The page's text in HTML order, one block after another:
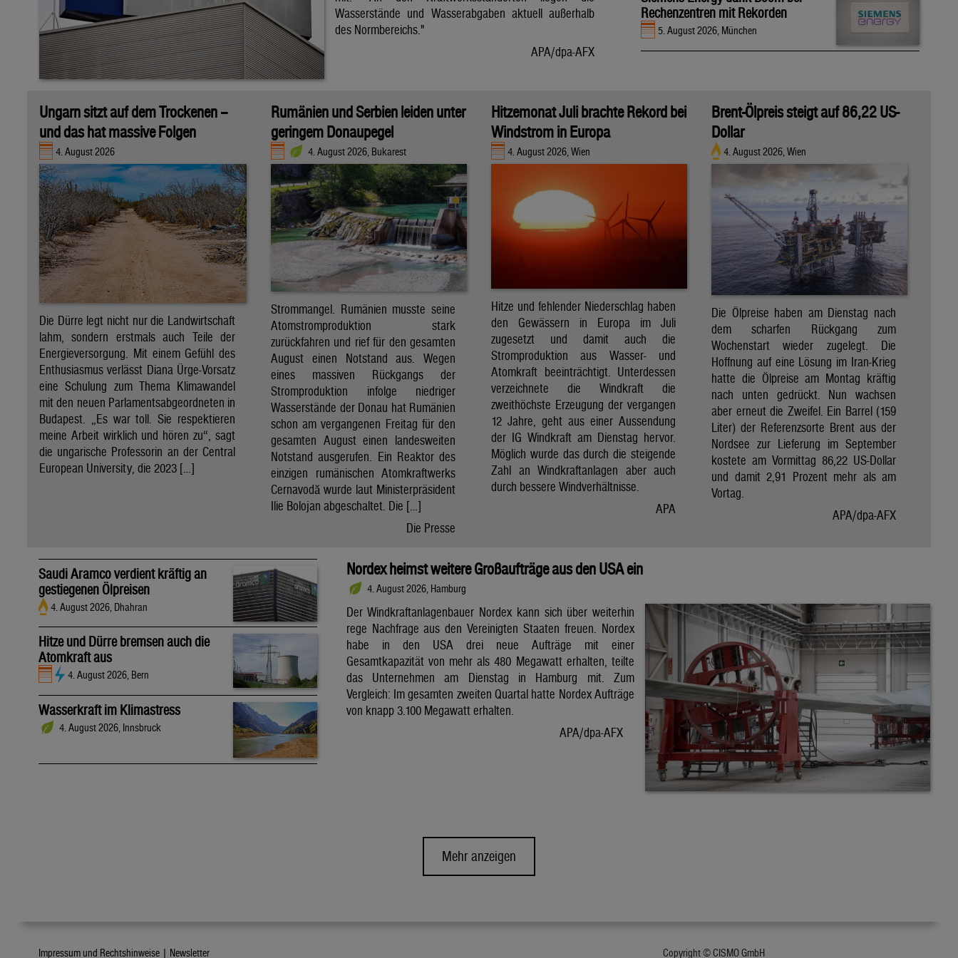
Wasserstände und Wasserabgaben aktuell außerhalb
des Normbereichs."
APA/dpa-AFX
Rechenzentren mit Rekorden
5. August 2026, München
Ungarn sitzt auf dem Trockenen –
und das hat massive Folgen
4. August 2026
Die Dürre legt nicht nur die Landwirtschaft
lahm, sondern erstmals auch Teile der
Energieversorgung. Mit einem Gefühl des
Enthusiasmus verlässt Diana Ürge-Vorsatz
eine Schulung zum Thema Klimawandel
mit den neuen Parlamentsabgeordneten in
Budapest. „Es war toll. Sie respektieren
meine Arbeit wirklich und hören zu“, sagt
die ungarische Professorin an der Central
European University, die 2023 […]
Rumänien und Serbien leiden unter
geringem Donaupegel
4. August 2026, Bukarest
Strommangel. Rumänien musste seine
Atomstromproduktion stark
zurückfahren und rief für den gesamten
August einen Notstand aus. Wegen
eines massiven Rückgangs der
Stromproduktion infolge niedriger
Wasserstände der Donau hat Rumänien
schon am vergangenen Freitag für den
gesamten August einen landesweiten
Notstand ausgerufen. Ein Reaktor des
einzigen rumänischen Atomkraftwerks
Cernavodă wurde laut Ministerpräsident
Ilie Bolojan abgeschaltet. Die […]
Die Presse
Hitzemonat Juli brachte Rekord bei
Windstrom in Europa
4. August 2026, Wien
Hitze und fehlender Niederschlag haben
den Gewässern in Europa im Juli
zugesetzt und damit auch die
Stromproduktion aus Wasser- und
Atomkraft beeinträchtigt. Unterdessen
verzeichnete die Windkraft die
zweithöchste Erzeugung der vergangen
12 Jahre, geht aus einer Aussendung
der IG Windkraft am Dienstag hervor.
Möglich wurde das durch die steigende
Zahl an Windkraftanlagen aber auch
durch bessere Windverhältnisse.
APA
Brent-Ölpreis steigt auf 86,22 US-
Dollar
4. August 2026, Wien
Die Ölpreise haben am Dienstag nach
dem scharfen Rückgang zum
Wochenstart wieder zugelegt. Die
Hoffnung auf eine Lösung im Iran-Krieg
hatte die Ölpreise am Montag kräftig
nach unten gedrückt. Nun wachsen
aber erneut die Zweifel. Ein Barrel (159
Liter) der Referenzsorte Brent aus der
Nordsee zur Lieferung im September
kostete am Vormittag 86,22 US-Dollar
und damit 2,91 Prozent mehr als am
Vortag.
APA/dpa-AFX
Saudi Aramco verdient kräftig an
gestiegenen Ölpreisen
4. August 2026, Dhahran
Hitze und Dürre bremsen auch die
Atomkraft aus
4. August 2026, Bern
Wasserkraft im Klimastress
4. August 2026, Innsbruck
Nordex heimst weitere Großaufträge aus den USA ein
4. August 2026, Hamburg
Der Windkraftanlagenbauer Nordex kann sich über weiterhin
rege Nachfrage aus den Vereinigten Staaten freuen. Nordex
habe in den USA drei neue Aufträge mit einer
Gesamtkapazität von mehr als 480 Megawatt erhalten, teilte
das Unternehmen am Dienstag in Hamburg mit. Zum
Vergleich: Im gesamten zweiten Quartal hatte Nordex Aufträge
von knapp 3.100 Megawatt erhalten.
APA/dpa-AFX
Mehr anzeigen
Impressum und Rechtshinweise | Newsletter Copyright © CISMO GmbH